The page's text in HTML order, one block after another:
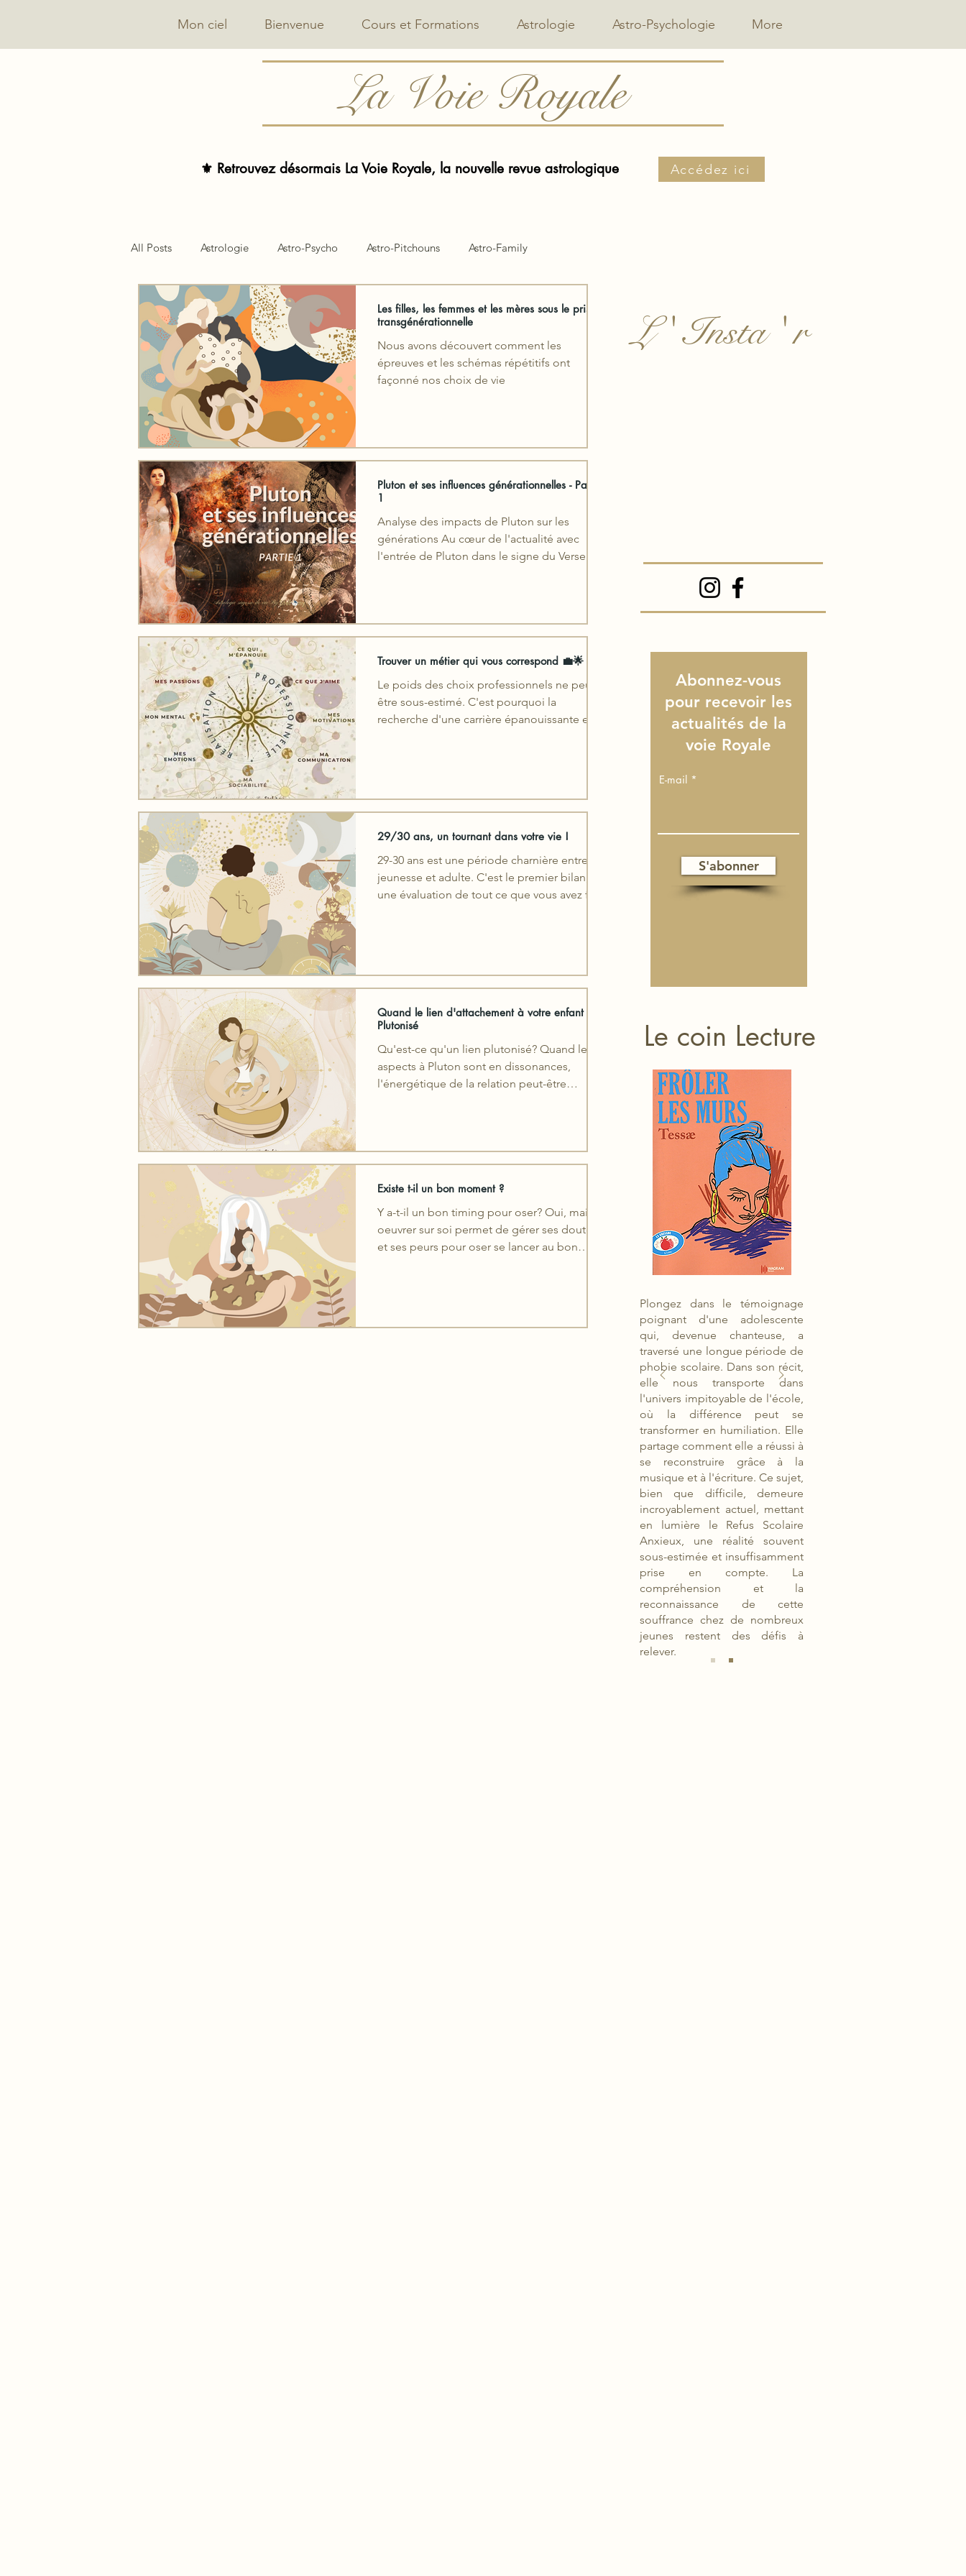
Mon ciel Bienvenue Cours et Formations Astrologie Astro-Psychologie More
La Voie Royale
⚜️ Retrouvez désormais La Voie Royale, la nouvelle revue astrologique Accédez ici
All Posts Astrologie Astro-Psycho Astro-Pitchouns Astro-Family
Les filles, les femmes et les mères sous le prisme
transgénérationnelle
Nous avons découvert comment les
épreuves et les schémas répétitifs ont
façonné nos choix de vie
Pluton et ses influences générationnelles - Partie
1
Analyse des impacts de Pluton sur les
générations Au cœur de l'actualité avec
l'entrée de Pluton dans le signe du Verseau,
Trouver un métier qui vous correspond 💼🌟
Le poids des choix professionnels ne peut
être sous-estimé. C'est pourquoi la
recherche d'une carrière épanouissante est
29/30 ans, un tournant dans votre vie !
29-30 ans est une période charnière entre
jeunesse et adulte. C'est le premier bilan,
une évaluation de tout ce que vous avez fait
Quand le lien d'attachement à votre enfant est
Plutonisé
Qu'est-ce qu'un lien plutonisé? Quand les
aspects à Pluton sont en dissonances,
l'énergétique de la relation peut-être
Existe t-il un bon moment ?
Y a-t-il un bon timing pour oser? Oui, mais
oeuvrer sur soi permet de gérer ses doutes
et ses peurs pour oser se lancer au bon
L ' Insta ' r
Abonnez-vous
pour recevoir les
actualités de la
voie Royale
E-mail
S'abonner
Le coin Lecture
Plongez dans le témoignage
poignant d'une adolescente
qui, devenue chanteuse, a
traversé une longue période de
phobie scolaire. Dans son récit,
elle nous transporte dans
l'univers impitoyable de l'école,
où la différence peut se
transformer en humiliation. Elle
partage comment elle a réussi à
se reconstruire grâce à la
musique et à l'écriture. Ce sujet,
bien que difficile, demeure
incroyablement actuel, mettant
en lumière le Refus Scolaire
Anxieux, une réalité souvent
sous-estimée et insuffisamment
prise en compte. La
compréhension et la
reconnaissance de cette
souffrance chez de nombreux
jeunes restent des défis à
relever.